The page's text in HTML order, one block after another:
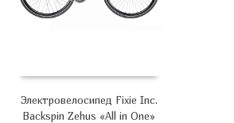
Электровелосипед Fixie Inc.
Backspin Zehus «All in One»